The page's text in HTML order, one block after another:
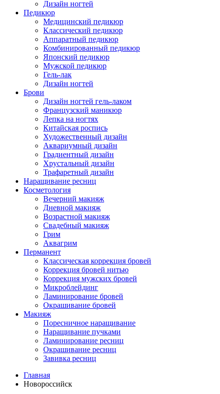
Дизайн ногтей
Педикюр
Медицинский педикюр
Классический педикюр
Аппаратный педикюр
Комбинированный педикюр
Японский педикюр
Мужской педикюр
Гель-лак
Дизайн ногтей
Брови
Дизайн ногтей гель-лаком
Французский маникюр
Лепка на ногтях
Китайская роспись
Художественный дизайн
Аквариумный дизайн
Градиентный дизайн
Хрустальный дизайн
Трафаретный дизайн
Наращивание ресниц
Косметология
Вечерний макияж
Дневной макияж
Возрастной макияж
Свадебный макияж
Грим
Аквагрим
Перманент
Классическая коррекция бровей
Коррекция бровей нитью
Коррекция мужских бровей
Микроблейдинг
Ламинирование бровей
Окрашивание бровей
Макияж
Поресничное наращивание
Наращивание пучками
Ламинирование ресниц
Окрашивание ресниц
Завивка ресниц
Главная
Новороссийск